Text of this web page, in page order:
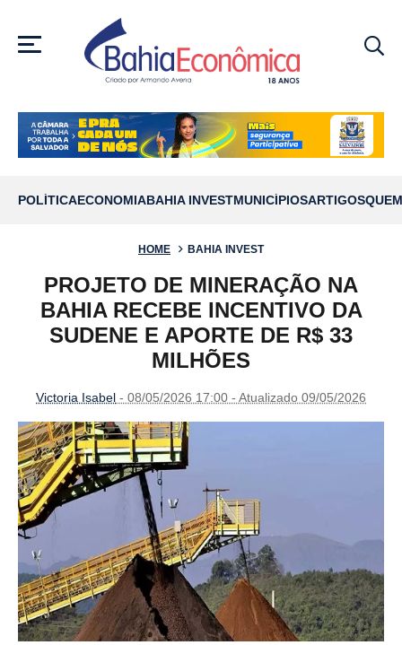
MENU
POLÍTICAECONOMIABAHIA INVESTMUNICÍPIOSARTIGOS
HOME BAHIA INVEST
PROJETO DE MINERAÇÃO NA
BAHIA RECEBE INCENTIVO DA
SUDENE E APORTE DE R$ 33
MILHÕES
Victoria Isabel - 08/05/2026 17:00 - Atualizado 09/05/2026